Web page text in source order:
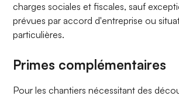
charges sociales et fiscales, sauf
prévues par accord d'entreprise ou
particulières.
Primes complémentaires
Pour les chantiers nécessitant des